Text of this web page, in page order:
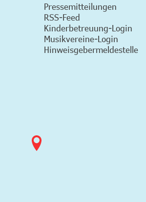
Pressemitteilungen
RSS-Feed
Kinderbetreuung-Login
Musikvereine-Login
Hinweisgebermeldestelle